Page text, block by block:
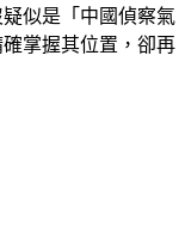
國大陸的隔天，
似是「中國偵察氣
掌握其位置，卻再